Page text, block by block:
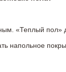
«Теплый пол»
напольное